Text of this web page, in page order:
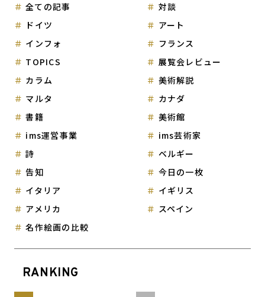
全ての記事
対談
ドイツ
アート
インフォ
フランス
TOPICS
展覧会レビュー
カラム
美術解説
マルタ
カナダ
書籍
美術館
ims運営事業
ims芸術家
詩
ベルギー
告知
今日の一枚
イタリア
イギリス
アメリカ
スペイン
名作絵画の比較
RANKING